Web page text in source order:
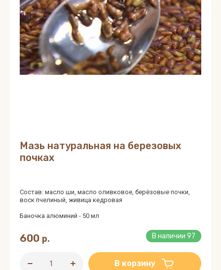
Мазь натуральная на березовых
почках
Состав: масло ши, масло оливковое, берёзовые почки,
воск пчелиный, живица кедровая
Баночка алюминий - 50 мл
В наличии 97
600 р.
В корзину